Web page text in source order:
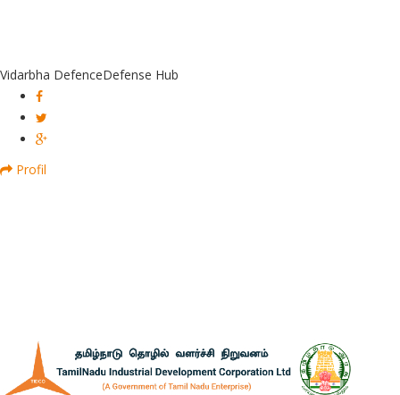
Vidarbha DefenceDefense Hub
Profil